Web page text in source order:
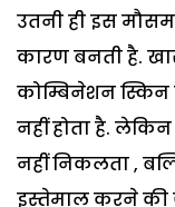
उतनी ही इस
कारण बनती है.
कोम्बिनेशन
नहीं होता है.
नहीं निकलता ,
इस्तेमाल करने की